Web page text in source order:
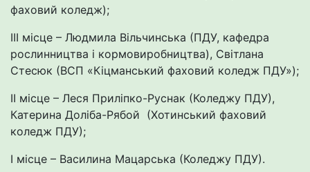
фаховий коледж);
ІІІ місце – Людмила Вільчинська (ПДУ, кафедра
рослинництва і кормовиробництва), Світлана
Стесюк (ВСП «Кіцманський фаховий коледж ПДУ»);
ІІ місце – Леся Приліпко-Руснак (Коледжу ПДУ),
Катерина Доліба-Рябой (Хотинський фаховий
коледж ПДУ);
І місце – Василина Мацарська (Коледжу ПДУ).